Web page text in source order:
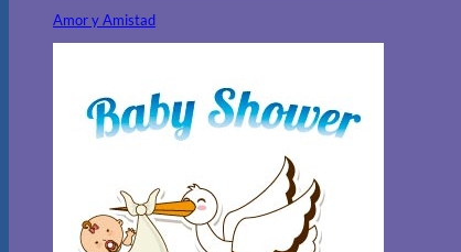
Amor y Amistad